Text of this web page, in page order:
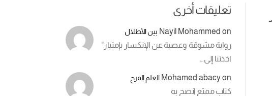
تعليقات أخرى
Nayil Mohammed on بين الأطلال
رواية مشوقة وعصية عن الإنكسار بإمتياز"
اخذتنا إلى…
Mohamed abacyon العلم المرح
كتاب ممتع انصح به